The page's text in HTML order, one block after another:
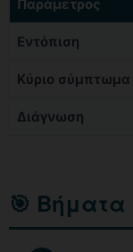
Παράμετρος
Εντόπιση
Κύριο σύμπτωμα
Διάγνωση
🎯 Βήματα